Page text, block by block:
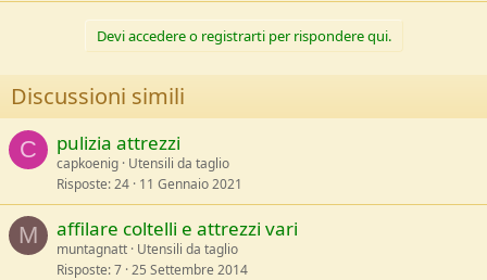
Devi accedere o registrarti per rispondere qui.
Discussioni simili
C pulizia attrezzi
capkoenig Utensili da taglio
Risposte 24 11 Gennaio 2021
M affilare coltelli e attrezzi vari
muntagnatt Utensili da taglio
Risposte 7 25 Settembre 2014